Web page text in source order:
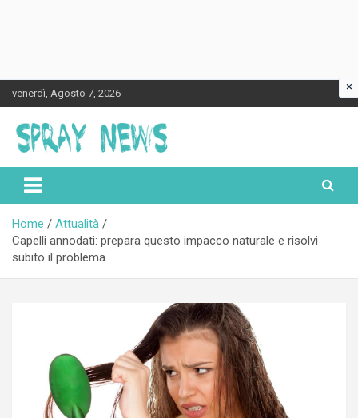
to
content
venerdì, Agosto 7, 2026
Spraynews.it
Home
Attualità
Capelli annodati: prepara questo impacco naturale e risolvi
subito il problema
×